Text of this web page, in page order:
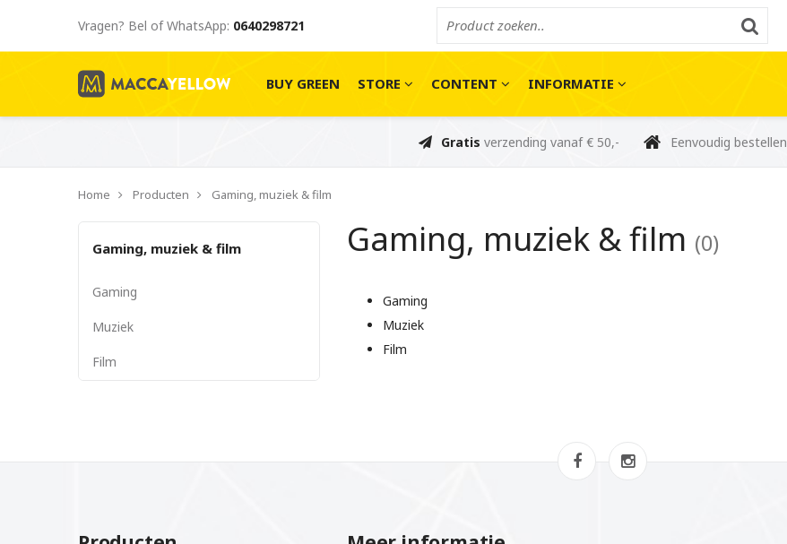
Vragen? Bel of WhatsApp: 0640298721
BUY GREEN STORE CONTENT INFORMATIE
Gratis verzending vanaf € 50,- Eenvoudig bestellen
Home Producten Gaming, muziek & film
Gaming, muziek & film
Gaming
Muziek
Film
Gaming, muziek & film (0)
Gaming
Muziek
Film